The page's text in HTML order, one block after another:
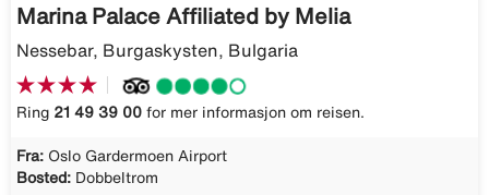
Marina Palace Affiliated by Melia
Nessebar, Burgaskysten, Bulgaria
Ring 21 49 39 00 for mer informasjon om reisen.
Fra: Oslo Gardermoen Airport
Bosted: Dobbeltrom